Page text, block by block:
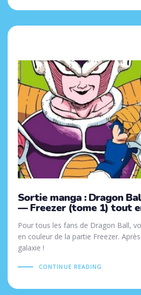
Sortie manga : Dragon
— Freezer (tome 1) tout
Pour tous les fans de Dragon Ball,
en couleur de la partie Freezer.
galaxie !
CONTINUE READING